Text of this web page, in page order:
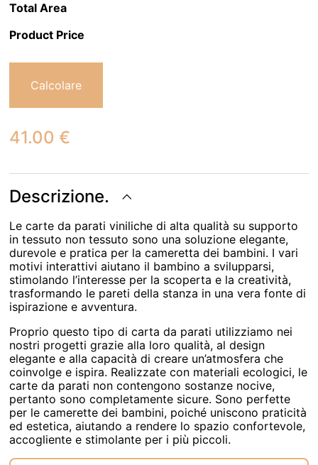
Total Area
Product Price
Calcolare
41.00€
Descrizione.
Le carte da parati viniliche di alta qualità su supporto
in tessuto non tessuto sono una soluzione elegante,
durevole e pratica per la cameretta dei bambini. I vari
motivi interattivi aiutano il bambino a svilupparsi,
stimolando l’interesse per la scoperta e la creatività,
trasformando le pareti della stanza in una vera fonte di
ispirazione e avventura.
Proprio questo tipo di carta da parati utilizziamo nei
nostri progetti grazie alla loro qualità, al design
elegante e alla capacità di creare un’atmosfera che
coinvolge e ispira. Realizzate con materiali ecologici, le
carte da parati non contengono sostanze nocive,
pertanto sono completamente sicure. Sono perfette
per le camerette dei bambini, poiché uniscono praticità
ed estetica, aiutando a rendere lo spazio confortevole,
accogliente e stimolante per i più piccoli.